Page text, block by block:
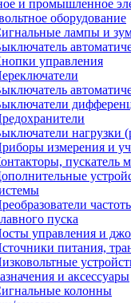
и промышленное
оборудование
лампы и
управления
нагрузки
измерения и
пускатель
пуска
управления и
питания,
и аксессуары
колонны